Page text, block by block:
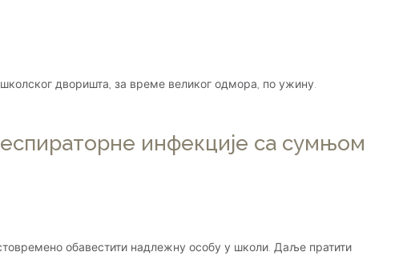
дворишта, за време великог одмора, по ужину.
инфекције са сумњом
обавестити надлежну особу у школи. Даље пратити